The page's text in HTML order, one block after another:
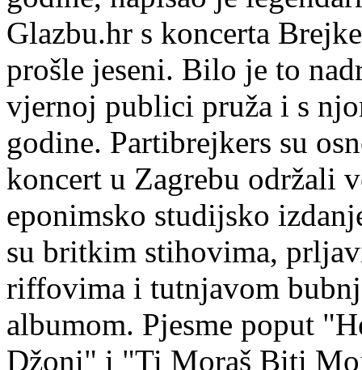
Glazbu.hr s koncerta
prošle jeseni. Bilo je to
vjernoj publici pruža i s
godine. Partibrejkers su
koncert u Zagrebu održali
eponimsko studijsko
su britkim stihovima,
riffovima i tutnjavom
albumom. Pjesme poput
Džoni" i "Ti Moraš Biti